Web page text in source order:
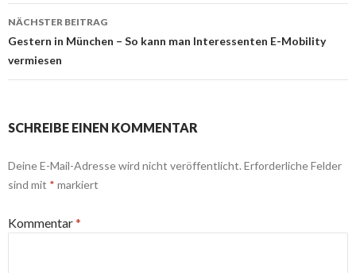
NÄCHSTER BEITRAG
Gestern in München – So kann man Interessenten E-Mobility
vermiesen
SCHREIBE EINEN KOMMENTAR
Deine E-Mail-Adresse wird nicht veröffentlicht. Erforderliche Felder
sind mit * markiert
Kommentar*